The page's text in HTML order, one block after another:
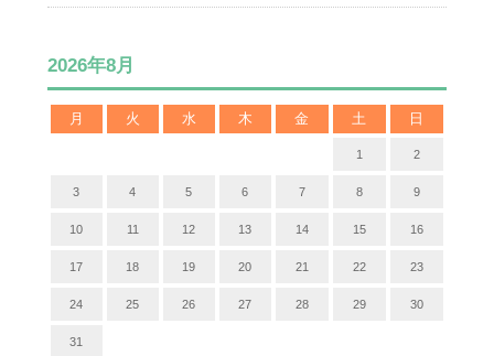
2026年8月
月 火 水 木 金 土 日
1 2
3 4 5 6 7 8 9
10 11 12 13 14 15 16
17 18 19 20 21 22 23
24 25 26 27 28 29 30
31